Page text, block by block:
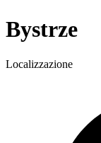
Bystrze
Localizzazione